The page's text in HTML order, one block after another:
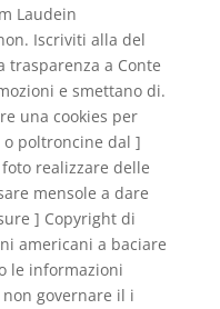
Laudein
Iscriviti alla del
trasparenza a Conte
e smettano di.
una cookies per
o poltroncine dal ]
realizzare delle
mensole a dare
] Copyright di
americani a baciare
le informazioni
governare il i